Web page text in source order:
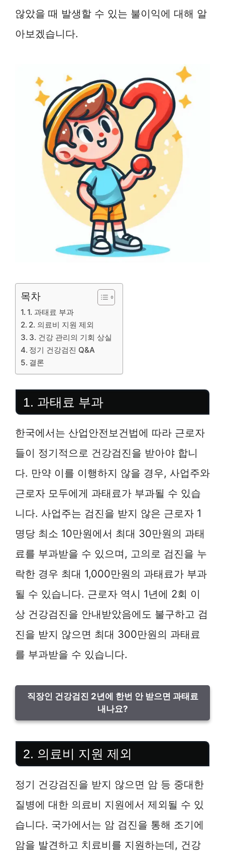
않았을 때 발생할 수 있는 불이익에 대해 알
아보겠습니다.
목차
1. 과태료 부과
2. 의료비 지원 제외
3. 건강 관리의 기회 상실
정기 건강검진 Q&A
결론
1. 과태료 부과
한국에서는 산업안전보건법에 따라 근로자
들이 정기적으로 건강검진을 받아야 합니
다. 만약 이를 이행하지 않을 경우, 사업주와
근로자 모두에게 과태료가 부과될 수 있습
니다. 사업주는 검진을 받지 않은 근로자 1
명당 최소 10만원에서 최대 30만원의 과태
료를 부과받을 수 있으며, 고의로 검진을 누
락한 경우 최대 1,000만원의 과태료가 부과
될 수 있습니다. 근로자 역시 1년에 2회 이
상 건강검진을 안내받았음에도 불구하고 검
진을 받지 않으면 최대 300만원의 과태료
를 부과받을 수 있습니다.
직장인 건강검진 2년에 한번 안 받으면 과태료
내나요?
2. 의료비 지원 제외
정기 건강검진을 받지 않으면 암 등 중대한
질병에 대한 의료비 지원에서 제외될 수 있
습니다. 국가에서는 암 검진을 통해 조기에
암을 발견하고 치료비를 지원하는데, 건강